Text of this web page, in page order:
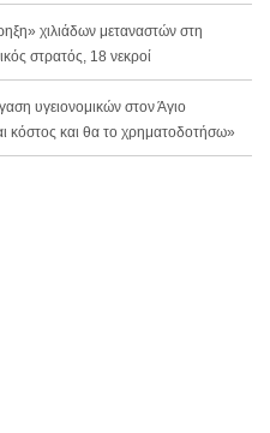
χιλιάδων μεταναστών στη
στρατός, 18 νεκροί
υγειονομικών στον Άγιο
κόστος και θα το χρηματοδοτήσω»